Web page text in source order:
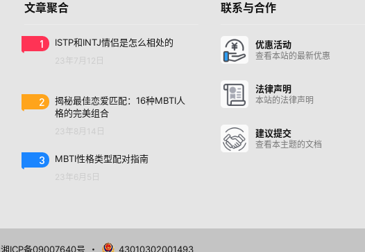
文章聚合
1 ISTP和INTJ情侣是怎么相处的
23年7月12日
2
揭秘最佳恋爱匹配：16种MBTI人
格的完美组合
23年8月14日
3 MBTI性格类型配对指南
23年6月5日
联系与合作
优惠活动
查看本站的最新优惠
法律声明
本站的法律声明
建议提交
查看本主题的文档
湘ICP备09007640号 ・ 43010302001493